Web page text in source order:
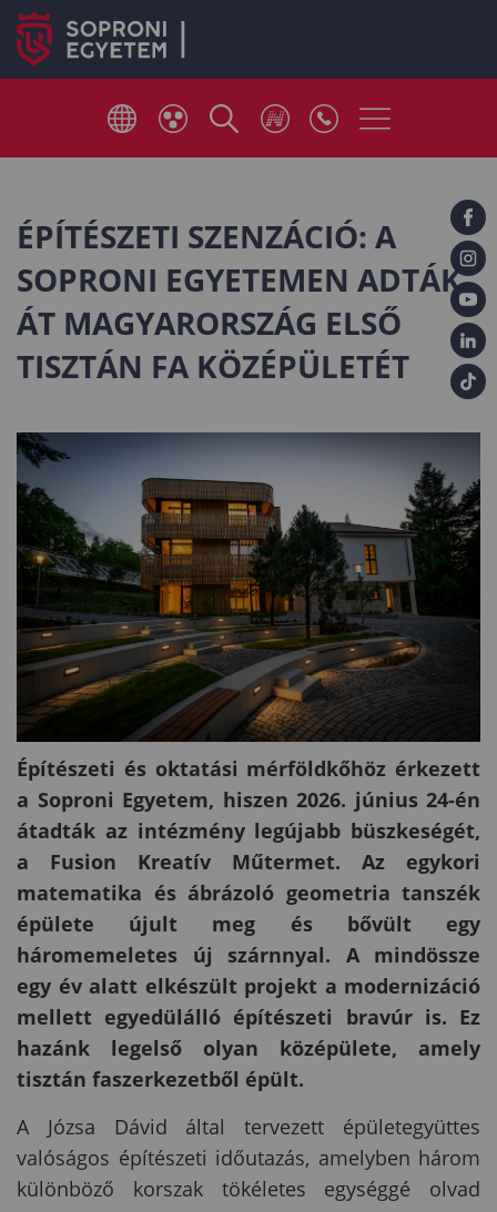
ÉPÍTÉSZETI SZENZÁCIÓ: A
SOPRONI EGYETEMEN ADTÁK
ÁT MAGYARORSZÁG ELSŐ
TISZTÁN FA KÖZÉPÜLETÉT
Építészeti és oktatási mérföldkőhöz érkezett
a Soproni Egyetem, hiszen 2026. június 24-én
átadták az intézmény legújabb büszkeségét,
a Fusion Kreatív Műtermet. Az egykori
matematika és ábrázoló geometria tanszék
épülete újult meg és bővült egy
háromemeletes új szárnnyal. A mindössze
egy év alatt elkészült projekt a modernizáció
mellett egyedülálló építészeti bravúr is. Ez
hazánk legelső olyan középülete, amely
tisztán faszerkezetből épült.
A Józsa Dávid által tervezett épületegyüttes
valóságos építészeti időutazás, amelyben három
különböző korszak tökéletes egységgé olvad